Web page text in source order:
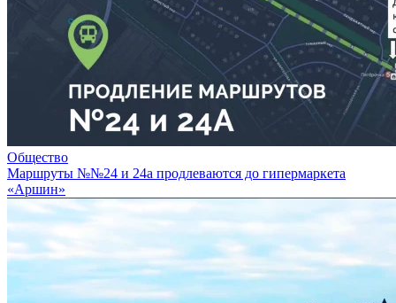
Общество
Маршруты №№24 и 24а продлеваются до гипермаркета
«Аршин»